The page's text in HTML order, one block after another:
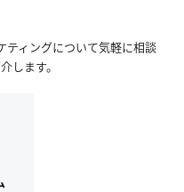
ティングについて気軽に相談
します。